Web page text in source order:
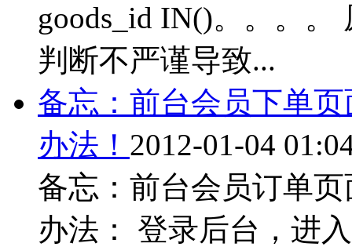
goods_id IN()。。。
判断不严谨导致...
备忘：前台会员下单
办法！ 2012-01-04
备忘：前台会员订单
办法： 登录后台，进